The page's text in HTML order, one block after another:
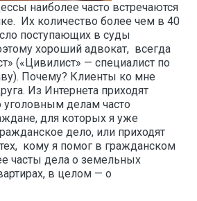
наиболее часто встречаются
Их количество более чем в 40
поступающих в суды
хороший адвокат, всегда
(«Цивилист» — специалист по
Почему? Клиенты ко мне
Из Интернета приходят
делам часто
для которых я уже
дело, или приходят
кому я помог в гражданском
часты дела о земельных
в целом — о